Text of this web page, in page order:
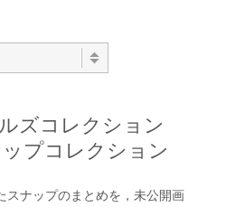
ズコレクション
プコレクション
スナップのまとめを，未公開画